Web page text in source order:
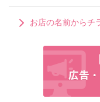
お店の名前からチ